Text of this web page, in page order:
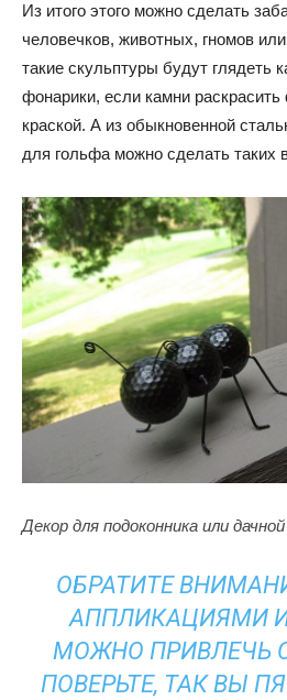
Из итого этого можно сделать
человечков, животных, гномов
такие скульптуры будут глядеть
фонарики, если камни
краской. А из обыкновенной
для гольфа можно сделать таких
Декор для подоконника или
ОБРАТИТЕ
АППЛИКАЦИЯМИ
МОЖНО ПРИВЛЕЧЬ
ПОВЕРЬТЕ, ТАК ВЫ